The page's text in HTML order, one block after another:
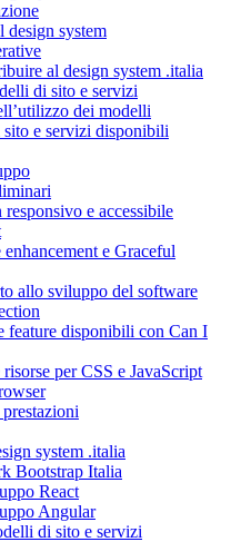
design system
al design system .italia
di sito e servizi
dei modelli
e servizi disponibili
e accessibile
e Graceful
allo sviluppo del software
feature disponibili con Can I
per CSS e JavaScript
system .italia
Bootstrap Italia
React
Angular
di sito e servizi